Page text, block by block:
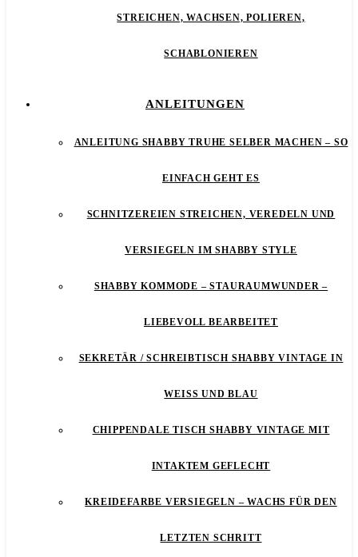
STREICHEN, WACHSEN, POLIEREN,
SCHABLONIEREN
ANLEITUNGEN
ANLEITUNG SHABBY TRUHE SELBER MACHEN – SO
EINFACH GEHT ES
SCHNITZEREIEN STREICHEN, VEREDELN UND
VERSIEGELN IM SHABBY STYLE
SHABBY KOMMODE – STAURAUMWUNDER –
LIEBEVOLL BEARBEITET
SEKRETÄR / SCHREIBTISCH SHABBY VINTAGE IN
WEISS UND BLAU
CHIPPENDALE TISCH SHABBY VINTAGE MIT
INTAKTEM GEFLECHT
KREIDEFARBE VERSIEGELN – WACHS FÜR DEN
LETZTEN SCHRITT